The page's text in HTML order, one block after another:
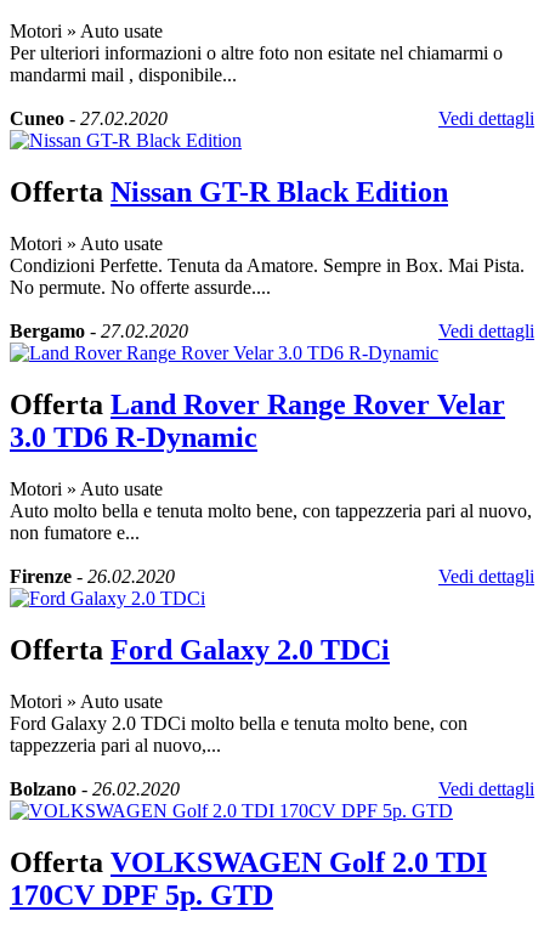
Motori » Auto usate
Per ulteriori informazioni o altre foto non esitate nel chiamarmi o
mandarmi mail , disponibile...
Cuneo - 27.02.2020 Vedi dettagli
Offerta Nissan GT-R Black Edition
Motori » Auto usate
Condizioni Perfette. Tenuta da Amatore. Sempre in Box. Mai Pista.
No permute. No offerte assurde....
Bergamo - 27.02.2020 Vedi dettagli
Offerta Land Rover Range Rover Velar
3.0 TD6 R-Dynamic
Motori » Auto usate
Auto molto bella e tenuta molto bene, con tappezzeria pari al nuovo,
non fumatore e...
Firenze - 26.02.2020 Vedi dettagli
Offerta Ford Galaxy 2.0 TDCi
Motori » Auto usate
Ford Galaxy 2.0 TDCi molto bella e tenuta molto bene, con
tappezzeria pari al nuovo,...
Bolzano - 26.02.2020 Vedi dettagli
Offerta VOLKSWAGEN Golf 2.0 TDI
170CV DPF 5p. GTD